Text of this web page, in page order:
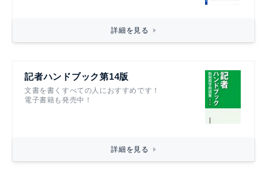
詳細を見る
記者ハンドブック第14版
文書を書くすべての人におすすめです！
電子書籍も発売中！
詳細を見る